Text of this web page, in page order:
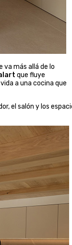
va más allá de lo
que fluye
a una cocina que
el salón y los